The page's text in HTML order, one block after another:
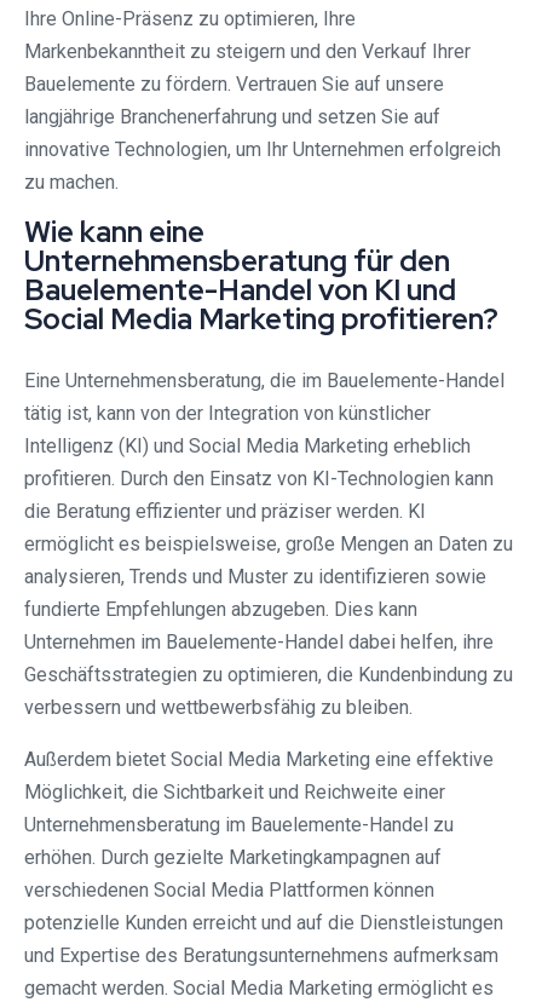
Ihre Online-Präsenz zu optimieren, Ihre
Markenbekanntheit zu steigern und den Verkauf Ihrer
Bauelemente zu fördern. Vertrauen Sie auf unsere
langjährige Branchenerfahrung und setzen Sie auf
innovative Technologien, um Ihr Unternehmen erfolgreich
zu machen.
Wie kann eine
Unternehmensberatung für den
Bauelemente-Handel von KI und
Social Media Marketing profitieren?
Eine Unternehmensberatung, die im Bauelemente-Handel
tätig ist, kann von der Integration von künstlicher
Intelligenz (KI) und Social Media Marketing erheblich
profitieren. Durch den Einsatz von KI-Technologien kann
die Beratung effizienter und präziser werden. KI
ermöglicht es beispielsweise, große Mengen an Daten zu
analysieren, Trends und Muster zu identifizieren sowie
fundierte Empfehlungen abzugeben. Dies kann
Unternehmen im Bauelemente-Handel dabei helfen, ihre
Geschäftsstrategien zu optimieren, die Kundenbindung zu
verbessern und wettbewerbsfähig zu bleiben.
Außerdem bietet Social Media Marketing eine effektive
Möglichkeit, die Sichtbarkeit und Reichweite einer
Unternehmensberatung im Bauelemente-Handel zu
erhöhen. Durch gezielte Marketingkampagnen auf
verschiedenen Social Media Plattformen können
potenzielle Kunden erreicht und auf die Dienstleistungen
und Expertise des Beratungsunternehmens aufmerksam
gemacht werden. Social Media Marketing ermöglicht es